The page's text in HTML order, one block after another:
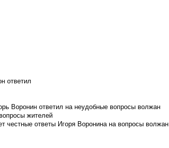
ответил
Воронин ответил на неудобные вопросы волжан
жителей
честные ответы Игоря Воронина на вопросы волжан